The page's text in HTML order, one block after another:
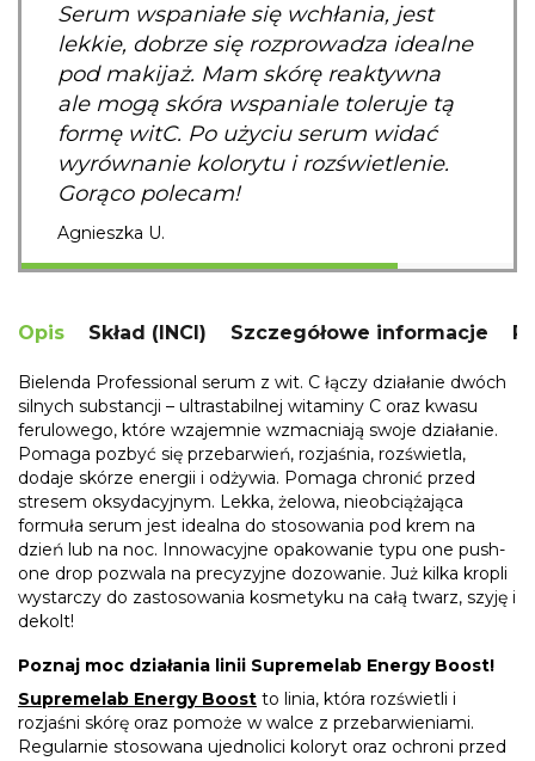
Serum wspaniałe się wchłania, jest
lekkie, dobrze się rozprowadza idealne
pod makijaż. Mam skórę reaktywna
ale mogą skóra wspaniale toleruje tą
formę witC. Po użyciu serum widać
wyrównanie kolorytu i rozświetlenie.
Gorąco polecam!
Agnieszka U.
Opis Skład (INCI) Szczegółowe informacje
Bielenda Professional serum z wit. C łączy działanie dwóch
silnych substancji – ultrastabilnej witaminy C oraz kwasu
ferulowego, które wzajemnie wzmacniają swoje działanie.
Pomaga pozbyć się przebarwień, rozjaśnia, rozświetla,
dodaje skórze energii i odżywia. Pomaga chronić przed
stresem oksydacyjnym. Lekka, żelowa, nieobciążająca
formuła serum jest idealna do stosowania pod krem na
dzień lub na noc. Innowacyjne opakowanie typu one push-
one drop pozwala na precyzyjne dozowanie. Już kilka kropli
wystarczy do zastosowania kosmetyku na całą twarz, szyję i
dekolt!
Poznaj moc działania linii Supremelab Energy Boost!
Supremelab Energy Boost to linia, która rozświetli i
rozjaśni skórę oraz pomoże w walce z przebarwieniami.
Regularnie stosowana ujednolici koloryt oraz ochroni przed